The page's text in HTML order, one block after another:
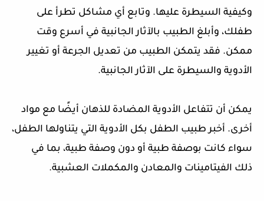
وكيفية السيطرة عليها. وتابع أي مشاكل تطرأ على
طفلك، وأبلغ الطبيب بالآثار الجانبية في أسرع وقت
ممكن. فقد يتمكن الطبيب من تعديل الجرعة أو تغيير
الأدوية والسيطرة على الآثار الجانبية.
يمكن أن تتفاعل الأدوية المضادة للذهان أيضًا مع مواد
أخرى. أخبر طبيب الطفل بكل الأدوية التي يتناولها الطفل،
سواء كانت بوصفة طبية أو دون وصفة طبية، بما في
ذلك الفيتامينات والمعادن والمكملات العشبية.